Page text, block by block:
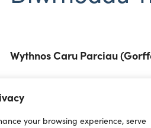
your browsing experience, serve
Wythnos Caru Parciau
Dathliad wythnos o hyd yw
mannau gwyrdd yn ei